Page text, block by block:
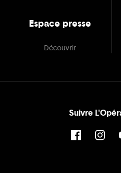
Espace presse
Découvrir
Suivre